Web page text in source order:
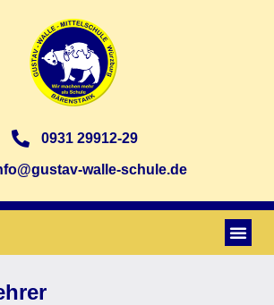
0931 29912-29
walle-schule.de